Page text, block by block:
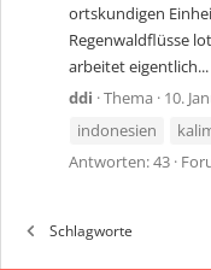
ortskundigen
Regenwaldflüsse
arbeitet eigentlich...
ddi Thema 10.
indonesien
Antworten: 43
Schlagworte